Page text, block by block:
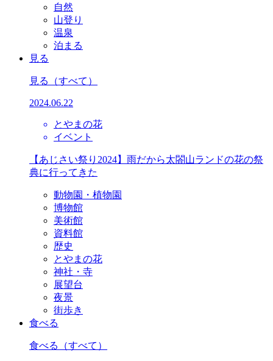
自然
山登り
温泉
泊まる
見る
見る （すべて）
2024.06.22
とやまの花
イベント
【あじさい祭り2024】雨だから太閤山ランドの花の祭
典に行ってきた
動物園・植物園
博物館
美術館
資料館
歴史
とやまの花
神社・寺
展望台
夜景
街歩き
食べる
食べる （すべて）